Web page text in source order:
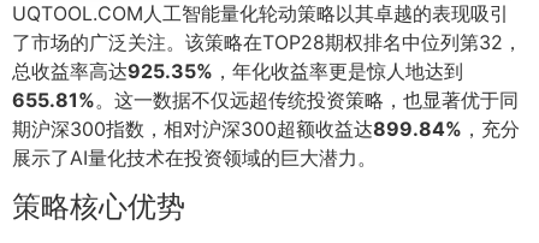
UQTOOL.COM人工智能量化轮动策略以其卓越的表现吸引
了市场的广泛关注。该策略在TOP28期权排名中位列第32，
总收益率高达925.35% ，年化收益率更是惊人地达到
655.81%。这一数据不仅远超传统投资策略，也显著优于同
期沪深300指数，相对沪深300超额收益达899.84% ，充分
展示了AI量化技术在投资领域的巨大潜力。
策略核心优势